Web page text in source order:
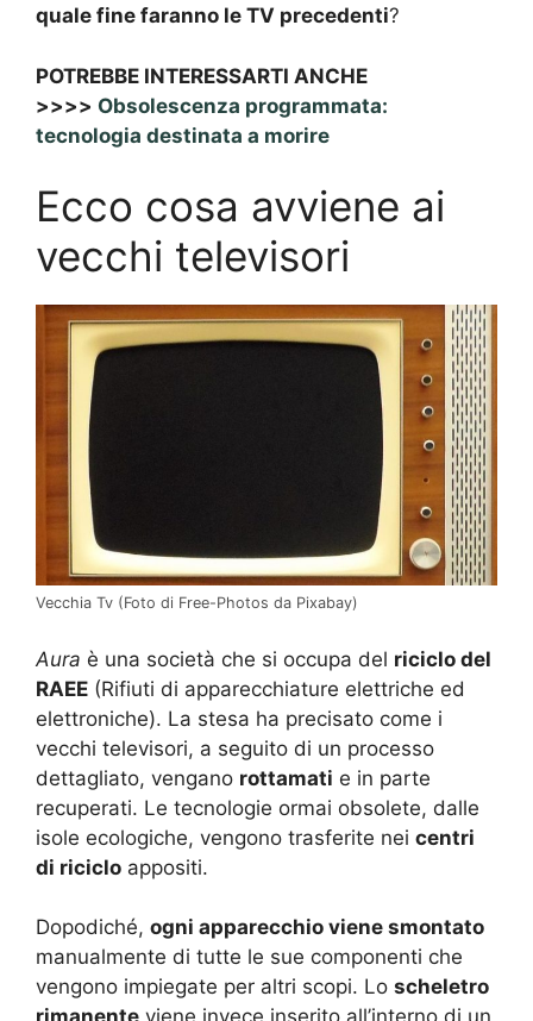
quale fine faranno le TV precedenti?
POTREBBE INTERESSARTI ANCHE
>>>> Obsolescenza programmata:
tecnologia destinata a morire
Ecco cosa avviene ai
vecchi televisori
Vecchia Tv (Foto di Free-Photos da Pixabay)
Aura è una società che si occupa del riciclo del
RAEE (Rifiuti di apparecchiature elettriche ed
elettroniche). La stesa ha precisato come i
vecchi televisori, a seguito di un processo
dettagliato, vengano rottamati e in parte
recuperati. Le tecnologie ormai obsolete, dalle
isole ecologiche, vengono trasferite nei centri
di riciclo appositi.
Dopodiché, ogni apparecchio viene smontato
manualmente di tutte le sue componenti che
vengono impiegate per altri scopi. Lo scheletro